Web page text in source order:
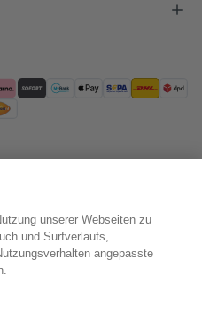
unserer Webseiten zu
und Surfverlaufs,
angepasste